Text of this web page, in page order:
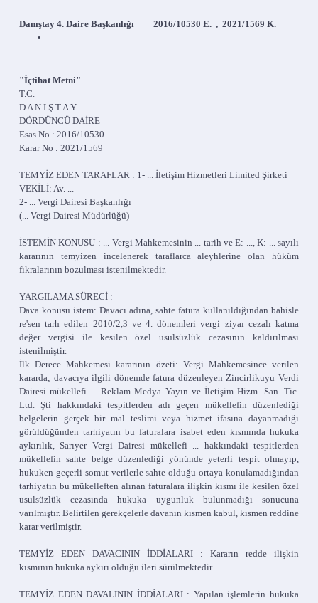
Danıştay 4. Daire Başkanlığı 2016/10530 E. , 2021/1569 K.
"İçtihat Metni"
T.C.
D A N I Ş T A Y
DÖRDÜNCÜ DAİRE
Esas No : 2016/10530
Karar No : 2021/1569
TEMYİZ EDEN TARAFLAR : 1- ... İletişim Hizmetleri Limited Şirketi
VEKİLİ: Av. ...
2- ... Vergi Dairesi Başkanlığı
(... Vergi Dairesi Müdürlüğü)
İSTEMİN KONUSU : ... Vergi Mahkemesinin ... tarih ve E: ..., K: ... sayılı
kararının temyizen incelenerek taraflarca aleyhlerine olan hüküm
fıkralarının bozulması istenilmektedir.
YARGILAMA SÜRECİ :
Dava konusu istem: Davacı adına, sahte fatura kullanıldığından bahisle
re'sen tarh edilen 2010/2,3 ve 4. dönemleri vergi ziyaı cezalı katma
değer vergisi ile kesilen özel usulsüzlük cezasının kaldırılması
istenilmiştir.
İlk Derece Mahkemesi kararının özeti: Vergi Mahkemesince verilen
kararda; davacıya ilgili dönemde fatura düzenleyen Zincirlikuyu Verdi
Dairesi mükellefi ... Reklam Medya Yayın ve İletişim Hizm. San. Tic.
Ltd. Şti hakkındaki tespitlerden adı geçen mükellefin düzenlediği
belgelerin gerçek bir mal teslimi veya hizmet ifasına dayanmadığı
görüldüğünden tarhiyatın bu faturalara isabet eden kısmında hukuka
aykırılık, Sarıyer Vergi Dairesi mükellefi ... hakkındaki tespitlerden
mükellefin sahte belge düzenlediği yönünde yeterli tespit olmayıp,
hukuken geçerli somut verilerle sahte olduğu ortaya konulamadığından
tarhiyatın bu mükelleften alınan faturalara ilişkin kısmı ile kesilen özel
usulsüzlük cezasında hukuka uygunluk bulunmadığı sonucuna
varılmıştır. Belirtilen gerekçelerle davanın kısmen kabul, kısmen reddine
karar verilmiştir.
TEMYİZ EDEN DAVACININ İDDİALARI : Kararın redde ilişkin
kısmının hukuka aykırı olduğu ileri sürülmektedir.
TEMYİZ EDEN DAVALININ İDDİALARI : Yapılan işlemlerin hukuka